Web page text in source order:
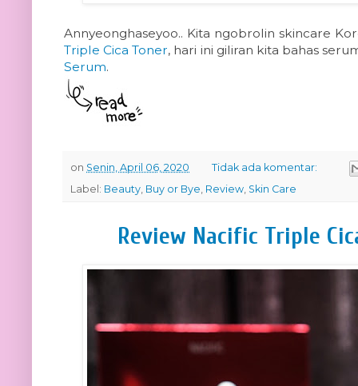
Annyeonghaseyoo.. Kita ngobrolin skincare
Triple Cica Toner, hari ini giliran kita bahas
Serum.
on Senin, April 06, 2020
Tidak ada komentar:
Label: Beauty Buy or Bye Review Skin Care
Review Nacific Triple